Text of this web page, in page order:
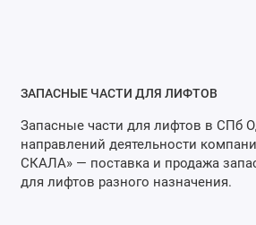
ЗАПАСНЫЕ ЧАСТИ ДЛЯ ЛИФТОВ
Запасные части для лифтов в СПб
направлений деятельности
СКАЛА» — поставка и продажа
для лифтов разного назначения.